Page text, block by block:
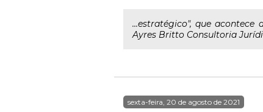
...estratégico", que acontece
Ayres Britto Consultoria
sexta-feira, 20 de agosto de 2021